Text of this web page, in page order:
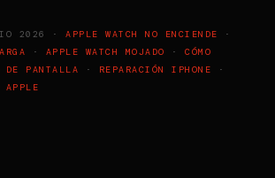
2026 · APPLE WATCH NO ENCIENDE
·
· APPLE WATCH MOJADO · CÓMO
DE PANTALLA · REPARACIÓN IPHONE ·
APPLE